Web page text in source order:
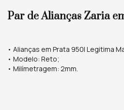
Par de Alianças Zaria
• Alianças em Prata 950l Legitima
• Modelo: Reto;
• Milímetragem: 2mm.